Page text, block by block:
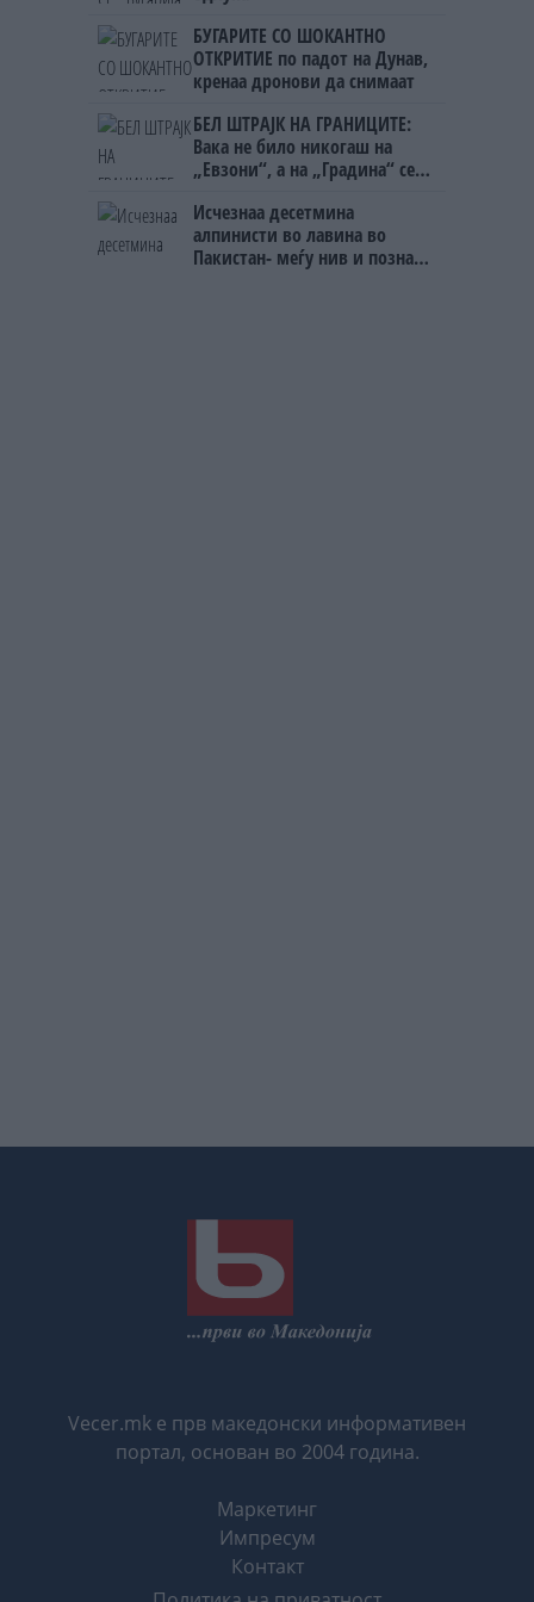
БУГАРИТЕ СО ШОКАНТНО
ОТКРИТИЕ по падот на Дунав,
кренаа дронови да снимаат
БЕЛ ШТРАЈК НА ГРАНИЦИТЕ:
Вака не било никогаш на
„Евзони“, а на „Градина“ се
Исчезнаа десетмина
алпинисти во лавина во
Пакистан- меѓу нив и познат
Vecer.mk е прв македонски информативен
портал, основан во 2004 година.
Маркетинг
Импресум
Контакт